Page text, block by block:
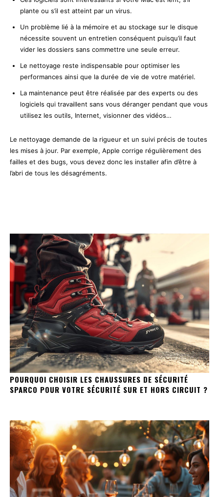
plante ou s’il est atteint par un virus.
Un problème lié à la mémoire et au stockage sur le disque
nécessite souvent un entretien conséquent puisqu’il faut
vider les dossiers sans commettre une seule erreur.
Le nettoyage reste indispensable pour optimiser les
performances ainsi que la durée de vie de votre matériel.
La maintenance peut être réalisée par des experts ou des
logiciels qui travaillent sans vous déranger pendant que vous
utilisez les outils, Internet, visionner des vidéos…
Le nettoyage demande de la rigueur et un suivi précis de toutes
les mises à jour. Par exemple, Apple corrige régulièrement des
failles et des bugs, vous devez donc les installer afin d’être à
l’abri de tous les désagréments.
POURQUOI CHOISIR LES CHAUSSURES DE SÉCURITÉ
SPARCO POUR VOTRE SÉCURITÉ SUR ET HORS CIRCUIT ?